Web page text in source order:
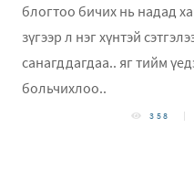
блогтоо бичих нь надад
зүгээр л нэг хүнтэй
санагддагдаа.. яг тийм
больчихлоо..
358